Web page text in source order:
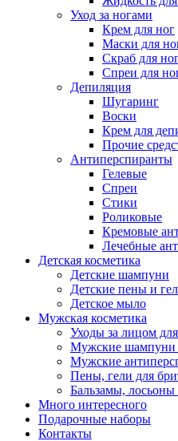
Уход за ногами
Крем для ног
Маски для
Скраб для
Спреи для
Депиляция
Шугаринг
Воски
Крем для
Прочие
Антиперспиранты
Гелевые
Спреи
Стики
Роликовые
Кремовые
Лечебные
Детская косметика
Детские шампуни
Детские пены и
Детское мыло
Мужская косметика
Уходы за лицом
Мужские шампуни
Мужские
Пены, гели для
Бальзамы, лосьоны
Много интересного
Подарочные наборы
Контакты